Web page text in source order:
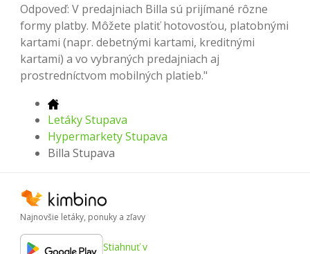
Odpoveď: V predajniach Billa sú prijímané rôzne
formy platby. Môžete platiť hotovosťou, platobnými
kartami (napr. debetnými kartami, kreditnými
kartami) a vo vybraných predajniach aj
prostredníctvom mobilných platieb."
Letáky Stupava
Hypermarkety Stupava
Billa Stupava
Najnovšie letáky, ponuky a zľavy
Stiahnuť v